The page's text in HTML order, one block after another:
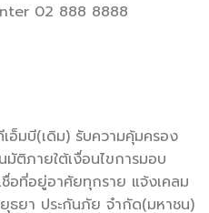
02 888 8888
อ็มบี(เดิม) รับความคุ้มครอง
ติภายใต้เงื่อนไขการมอบ
อที่อยู่อาศัยทุกราย แจ้งเคลม
ธยา ประกันภัย จำกัด(มหาชน)